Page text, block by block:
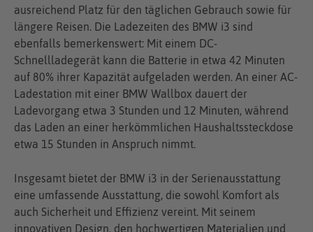
ausreichend Platz für den täglichen Gebrauch sowie für
längere Reisen. Die Ladezeiten des BMW i3 sind
ebenfalls bemerkenswert: Mit einem DC-
Schnellladegerät kann die Batterie in etwa 42 Minuten
auf 80% ihrer Kapazität aufgeladen werden. An einer AC-
Ladestation mit einer BMW Wallbox dauert der
Ladevorgang etwa 3 Stunden und 12 Minuten, während
das Laden an einer herkömmlichen Haushaltssteckdose
etwa 15 Stunden in Anspruch nimmt.
Insgesamt bietet der BMW i3 in der Serienausstattung
eine umfassende Ausstattung, die sowohl Komfort als
auch Sicherheit und Effizienz vereint. Mit seinem
innovativen Design, den hochwertigen Materialien und